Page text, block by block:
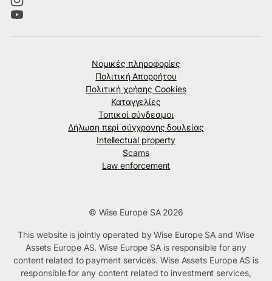
Νομικές πληροφορίες
Πολιτική Απορρήτου
Πολιτική χρήσης Cookies
Καταγγελίες
Τοπικοί σύνδεσμοι
Δήλωση περί σύγχρονης δουλείας
Intellectual property
Scams
Law enforcement
© Wise Europe SA 2026
This website is jointly operated by Wise Europe SA and Wise
Assets Europe AS. Wise Europe SA is responsible for any
content related to payment services. Wise Assets Europe AS is
responsible for any content related to investment services,